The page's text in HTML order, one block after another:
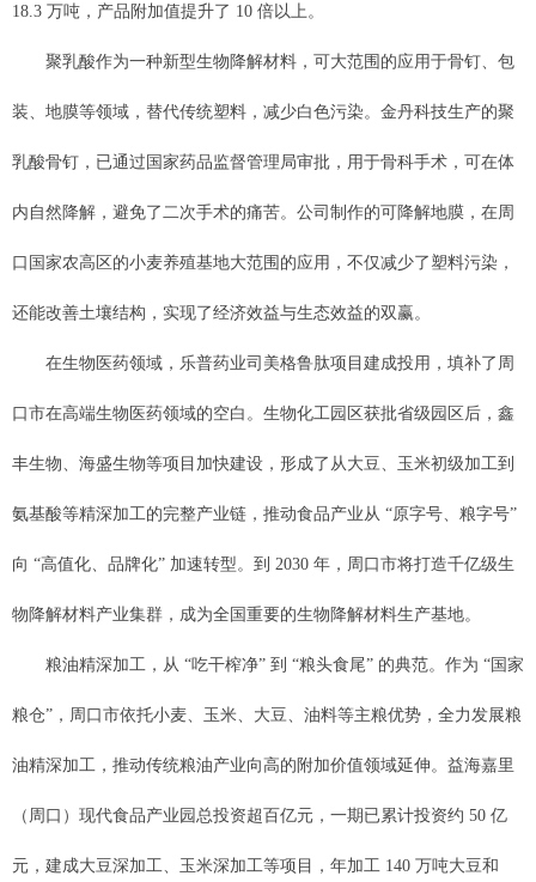
18.3 万吨，产品附加值提升了 10 倍以上。
聚乳酸作为一种新型生物降解材料，可大范围的应用于骨钉、包
装、地膜等领域，替代传统塑料，减少白色污染。金丹科技生产的聚
乳酸骨钉，已通过国家药品监督管理局审批，用于骨科手术，可在体
内自然降解，避免了二次手术的痛苦。公司制作的可降解地膜，在周
口国家农高区的小麦养殖基地大范围的应用，不仅减少了塑料污染，
还能改善土壤结构，实现了经济效益与生态效益的双赢。
在生物医药领域，乐普药业司美格鲁肽项目建成投用，填补了周
口市在高端生物医药领域的空白。生物化工园区获批省级园区后，鑫
丰生物、海盛生物等项目加快建设，形成了从大豆、玉米初级加工到
氨基酸等精深加工的完整产业链，推动食品产业从 “原字号、粮字号”
向 “高值化、品牌化” 加速转型。到 2030 年，周口市将打造千亿级生
物降解材料产业集群，成为全国重要的生物降解材料生产基地。
粮油精深加工，从 “吃干榨净” 到 “粮头食尾” 的典范。作为 “国家
粮仓”，周口市依托小麦、玉米、大豆、油料等主粮优势，全力发展粮
油精深加工，推动传统粮油产业向高的附加价值领域延伸。益海嘉里
（周口）现代食品产业园总投资超百亿元，一期已累计投资约 50 亿
元，建成大豆深加工、玉米深加工等项目，年加工 140 万吨大豆和